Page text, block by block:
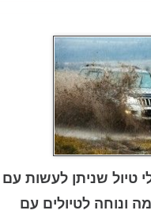
טיול שניתן לעשות עם
ונוחה לטיולים עם